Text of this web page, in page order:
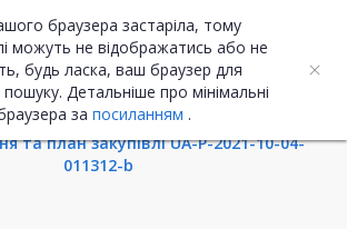
браузера застаріла, тому
можуть не відображатись або не
будь ласка, ваш браузер для
Детальніше про мінімальні
за посиланням .
UA ENG
про закупівлю
та план закупівлі UA-P-2021-10-04-
011312-b